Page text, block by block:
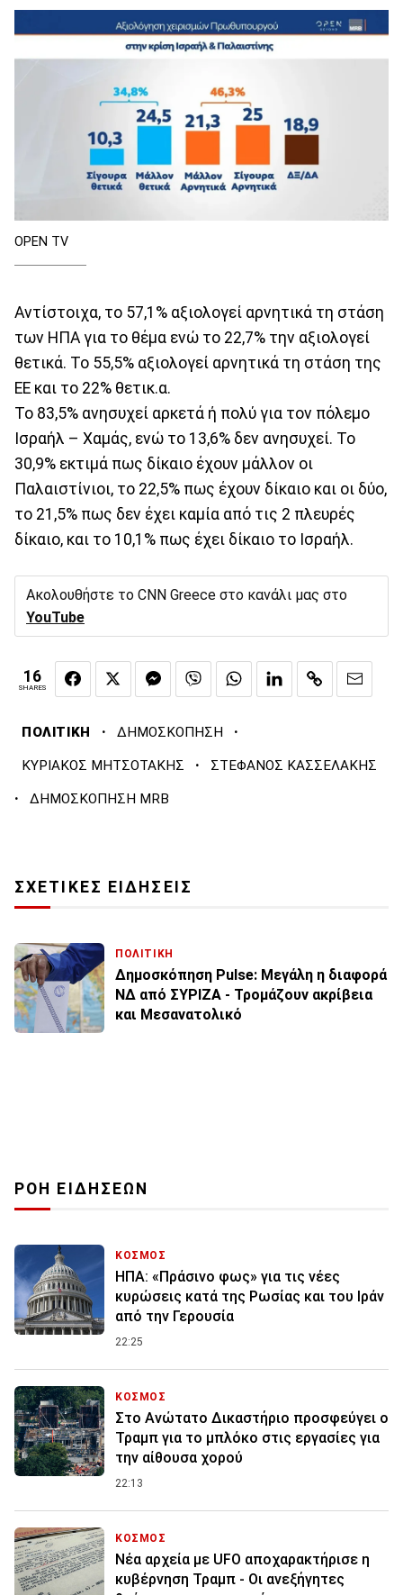
OPEN TV
Αντίστοιχα, το 57,1% αξιολογεί αρνητικά τη στάση
των ΗΠΑ για το θέμα ενώ το 22,7% την αξιολογεί
θετικά. Το 55,5% αξιολογεί αρνητικά τη στάση της
ΕΕ και το 22% θετικ.α.
To 83,5% ανησυχεί αρκετά ή πολύ για τον πόλεμο
Ισραήλ – Χαμάς, ενώ το 13,6% δεν ανησυχεί. Το
30,9% εκτιμά πως δίκαιο έχουν μάλλον οι
Παλαιστίνιοι, το 22,5% πως έχουν δίκαιο και οι δύο,
το 21,5% πως δεν έχει καμία από τις 2 πλευρές
δίκαιο, και το 10,1% πως έχει δίκαιο το Ισραήλ.
Ακολουθήστε το CNN Greece στο κανάλι μας στο
YouTube
16
SHARES
ΠΟΛΙΤΙΚΗ · ΔΗΜΟΣΚΟΠΗΣΗ ·
ΚΥΡΙΑΚΟΣ ΜΗΤΣΟΤΑΚΗΣ · ΣΤΕΦΑΝΟΣ ΚΑΣΣΕΛΑΚΗΣ
· ΔΗΜΟΣΚΟΠΗΣΗ MRB
ΣΧΕΤΙΚΕΣ ΕΙΔΗΣΕΙΣ
ΠΟΛΙΤΙΚΗ
Δημοσκόπηση Pulse: Μεγάλη η διαφορά
ΝΔ από ΣΥΡΙΖΑ - Τρομάζουν ακρίβεια
και Μεσανατολικό
ΡΟΗ ΕΙΔΗΣΕΩΝ
ΚΟΣΜΟΣ
ΗΠΑ: «Πράσινο φως» για τις νέες
κυρώσεις κατά της Ρωσίας και του Ιράν
από την Γερουσία
22:25
ΚΟΣΜΟΣ
Στο Ανώτατο Δικαστήριο προσφεύγει ο
Τραμπ για το μπλόκο στις εργασίες για
την αίθουσα χορού
22:13
ΚΟΣΜΟΣ
Νέα αρχεία με UFO αποχαρακτήρισε η
κυβέρνηση Τραμπ - Οι ανεξήγητες